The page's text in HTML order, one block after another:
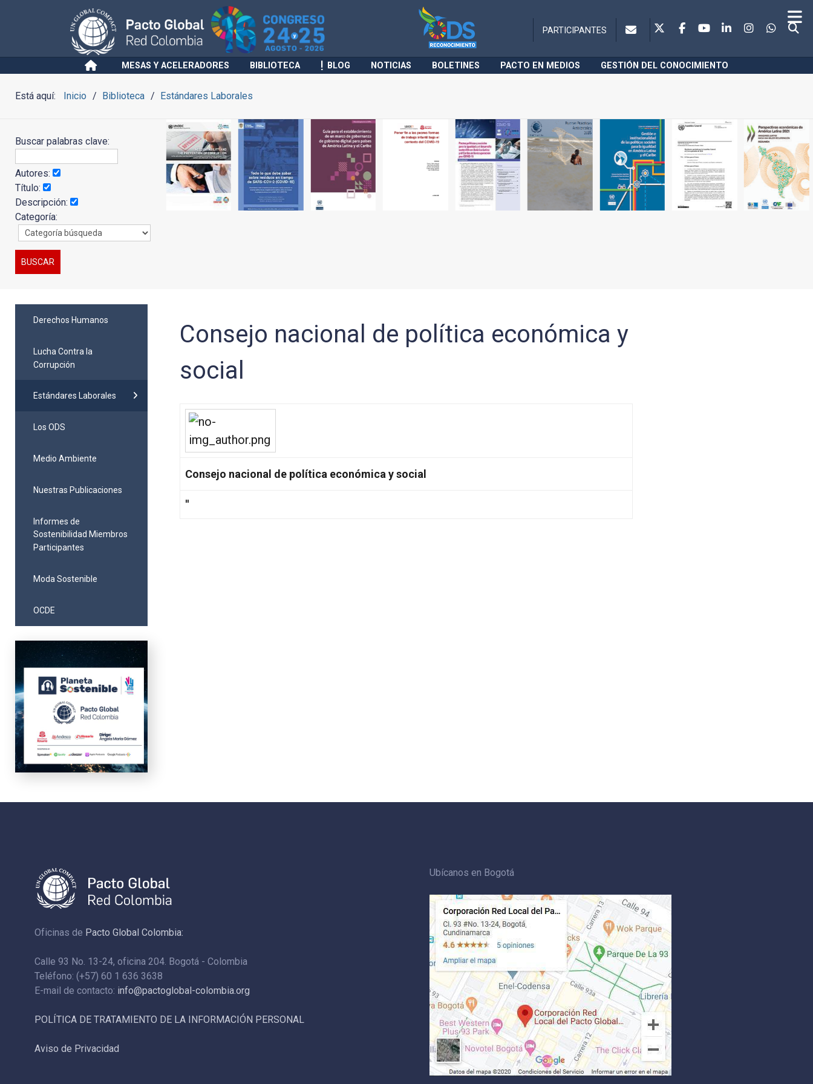
PARTICIPANTES
MESAS Y ACELERADORES BIBLIOTECA BLOG NOTICIAS BOLETINES PACTO EN MEDIOS GESTIÓN DEL CONOCIMIENTO
Está aquí: Inicio Biblioteca Estándares Laborales
Buscar palabras clave:
Autores:
Título:
Descripción:
Categoría:
Derechos Humanos
Lucha Contra la
Corrupción
Estándares Laborales
Los ODS
Medio Ambiente
Nuestras Publicaciones
Informes de
Sostenibilidad Miembros
Participantes
Moda Sostenible
OCDE
Consejo nacional de política económica y
social
Consejo nacional de política económica y social
''
Oficinas de Pacto Global Colombia:
Calle 93 No. 13-24, oficina 204. Bogotá - Colombia
Teléfono: (+57) 60 1 636 3638
E-mail de contacto: info@pactoglobal-colombia.org
POLÍTICA DE TRATAMIENTO DE LA INFORMACIÓN PERSONAL
Aviso de Privacidad
Ubícanos en Bogotá